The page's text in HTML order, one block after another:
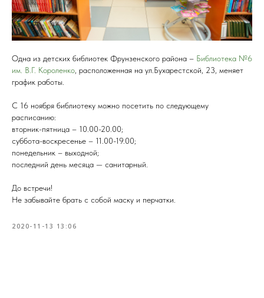
Одна из детских библиотек Фрунзенского района – Библиотека №6
им. В.Г. Короленко , расположенная на ул.Бухарестской, 23, меняет
график работы.
С 16 ноября библиотеку можно посетить по следующему
расписанию:
вторник-пятница – 10.00-20.00;
суббота-воскресенье – 11.00-19.00;
понедельник – выходной;
последний день месяца — санитарный.
До встречи!
Не забывайте брать с собой маску и перчатки.
2020-11-13 13:06